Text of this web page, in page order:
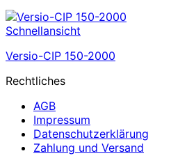
Schnellansicht
Versio-CIP 150-2000
Rechtliches
AGB
Impressum
Datenschutzerklärung
Zahlung und Versand